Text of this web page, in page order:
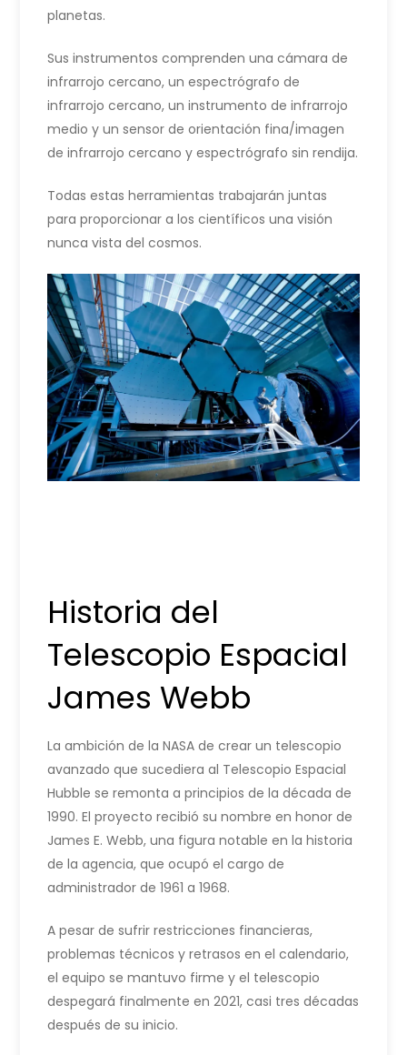
planetas.
Sus instrumentos comprenden una cámara de
infrarrojo cercano, un espectrógrafo de
infrarrojo cercano, un instrumento de infrarrojo
medio y un sensor de orientación fina/imagen
de infrarrojo cercano y espectrógrafo sin rendija.
Todas estas herramientas trabajarán juntas
para proporcionar a los científicos una visión
nunca vista del cosmos.
Historia del
Telescopio Espacial
James Webb
La ambición de la NASA de crear un telescopio
avanzado que sucediera al Telescopio Espacial
Hubble se remonta a principios de la década de
1990. El proyecto recibió su nombre en honor de
James E. Webb, una figura notable en la historia
de la agencia, que ocupó el cargo de
administrador de 1961 a 1968.
A pesar de sufrir restricciones financieras,
problemas técnicos y retrasos en el calendario,
el equipo se mantuvo firme y el telescopio
despegará finalmente en 2021, casi tres décadas
después de su inicio.